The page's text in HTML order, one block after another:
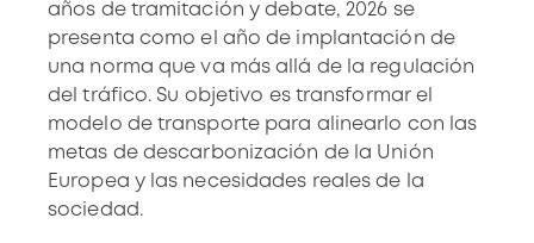
años de tramitación y debate, 2026 se
presenta como el año de implantación de
una norma que va más allá de la regulación
del tráfico. Su objetivo es transformar el
modelo de transporte para alinearlo con las
metas de descarbonización de la Unión
Europea y las necesidades reales de la
sociedad.